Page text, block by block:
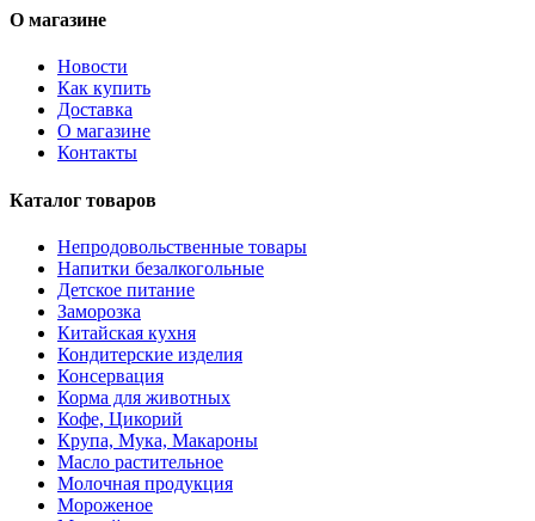
О магазине
Новости
Как купить
Доставка
О магазине
Контакты
Каталог товаров
Непродовольственные товары
Напитки безалкогольные
Детское питание
Заморозка
Китайская кухня
Кондитерские изделия
Консервация
Корма для животных
Кофе, Цикорий
Крупа, Мука, Макароны
Масло растительное
Молочная продукция
Мороженое